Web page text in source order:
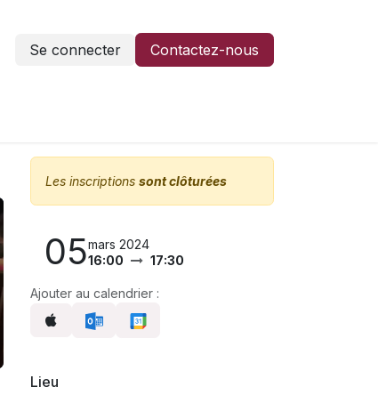
Se connecter Contactez-nous
Les inscriptions sont clôturées
05mars 2024
16:00
17:30
Ajouter au calendrier :
Lieu